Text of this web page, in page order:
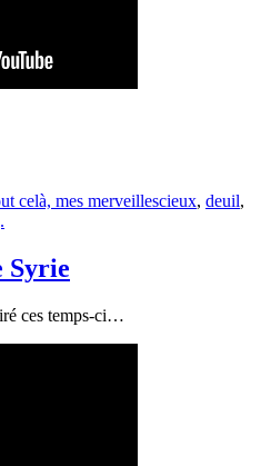
celà, mes merveillescieux, deuil,
Syrie
ces temps-ci…